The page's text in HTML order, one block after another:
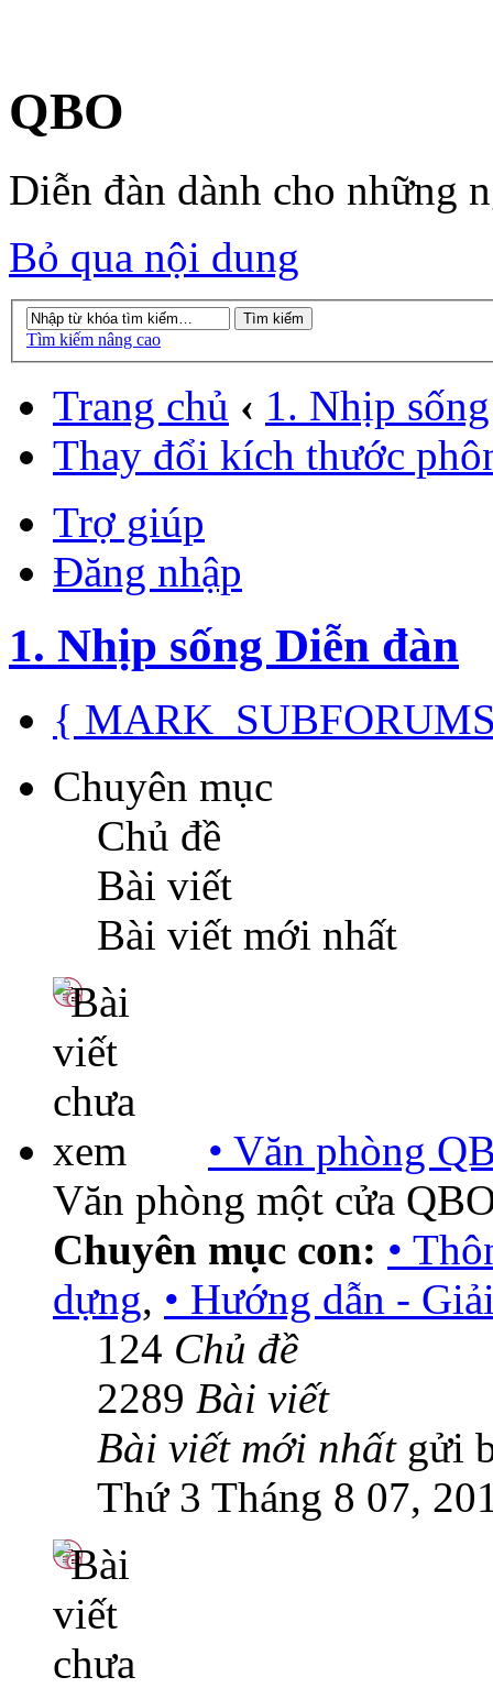
QBO
Diễn đàn dành cho những
Bỏ qua nội dung
Tìm kiếm nâng cao
Trang chủ ‹ 1. Nhịp
Thay đổi kích thước
Trợ giúp
Đăng nhập
1. Nhịp sống Diễn đàn
{
Chuyên mục
Chủ đề
Bài viết
Bài viết mới nhất
• Văn phòng
Văn phòng một cửa
Chuyên mục con: •
dựng, • Hướng dẫn -
124 Chủ đề
2289 Bài viết
Bài viết mới nhấtgửi
Thứ 3 Tháng 8 07,